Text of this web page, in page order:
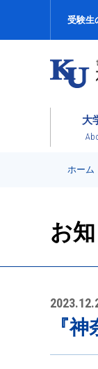
受験生
大
ホーム
お
『